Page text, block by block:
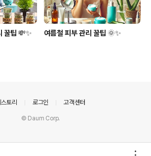
꿀팁 💸✨ 여름철 피부 관리 꿀팁 🌞✨
스토리 로그인 고객센터
© Daum Corp.